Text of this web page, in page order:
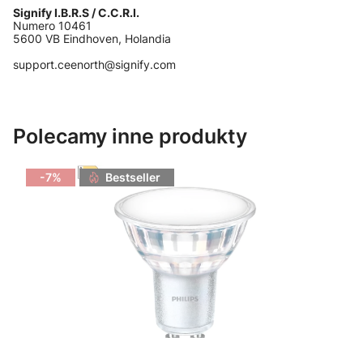
Signify I.B.R.S / C.C.R.I.
Numero 10461
5600 VB Eindhoven, Holandia
support.ceenorth@signify.com
Polecamy inne produkty
-7% Bestseller